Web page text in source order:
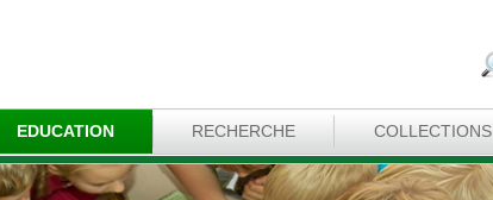
EDUCATION RECHERCHE COLLECTIONS